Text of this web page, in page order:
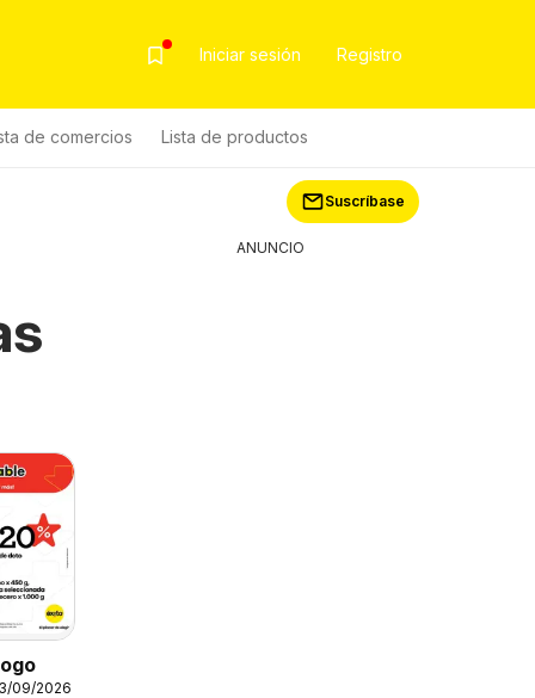
Iniciar sesión Registro
de comercios Lista de productos
Suscríbase
09/2026
ANUNCIO